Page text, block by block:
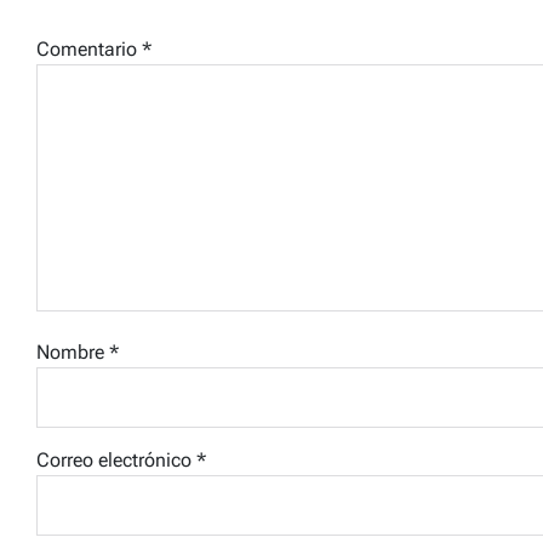
Comentario *
Nombre *
Correo electrónico *